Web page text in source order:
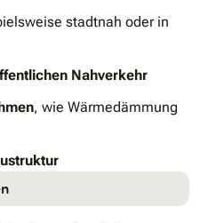
stadtnah oder in
Nahverkehr
, wie Wärmedämmung